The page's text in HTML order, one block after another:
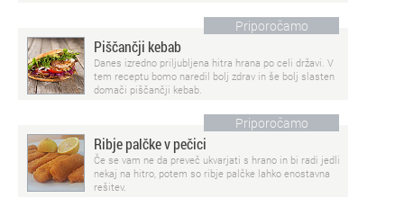
Priporočamo
Piščančji kebab
Danes izredno priljubljena hitra hrana po celi državi. V
tem receptu bomo naredil bolj zdrav in še bolj slasten
domači piščančji kebab.
Priporočamo
Ribje palčke v pečici
Če se vam ne da preveč ukvarjati s hrano in bi radi jedli
nekaj na hitro, potem so ribje palčke lahko enostavna
rešitev.